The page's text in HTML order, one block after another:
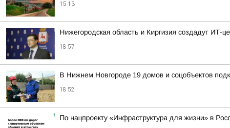
15:13
Нижегородская область и Киргизия создадут ИТ-
18:57
В Нижнем Новгороде 19 домов и соцобъектов
18:52
По нацпроекту «Инфраструктура для жизни» в